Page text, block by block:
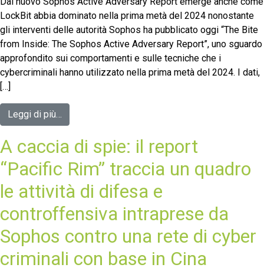
LockBit abbia dominato nella prima metà del 2024 nonostante
gli interventi delle autorità Sophos ha pubblicato oggi “The Bite
from Inside: The Sophos Active Adversary Report”, uno sguardo
approfondito sui comportamenti e sulle tecniche che i
cybercriminali hanno utilizzato nella prima metà del 2024. I dati,
[…]
Leggi di più…
A caccia di spie: il report
“Pacific Rim” traccia un quadro
le attività di difesa e
controffensiva intraprese da
Sophos contro una rete di cyber
criminali con base in Cina